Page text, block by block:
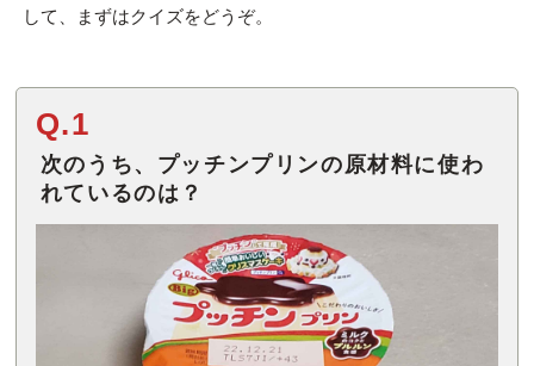
して、まずはクイズをどうぞ。
Q.1
次のうち、プッチンプリンの原材料に使わ
れているのは？